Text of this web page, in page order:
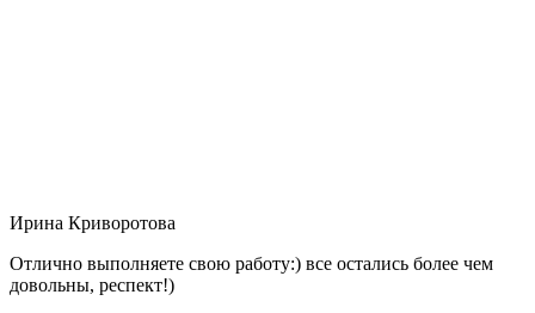
Ирина Криворотова
Отлично выполняете свою работу:) все остались более чем
довольны, респект!)